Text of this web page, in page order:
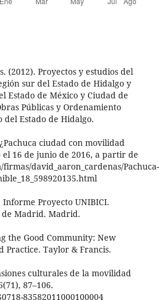
(2012). Proyectos y estudios del
sur del Estado de Hidalgo y
Estado de México y Ciudad de
Públicas y Ordenamiento
Estado de Hidalgo.
ciudad con movilidad
el 16 de junio de 2016, a partir de
david_aaron_cardenas/Pachuca-
Proyecto UNIBICI.
de Madrid. Madrid.
the Good Community: New
Practice. Taylor & Francis.
culturales de la movilidad
87–106.
83582011000100004